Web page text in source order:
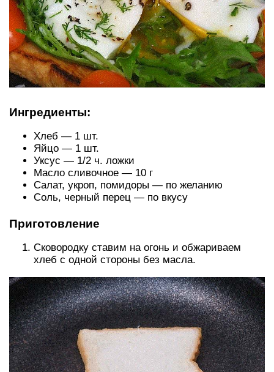
Ингредиенты:
Хлеб — 1 шт.
Яйцо — 1 шт.
Уксус — 1/2 ч. ложки
Масло сливочное — 10 г
Салат, укроп, помидоры — по желанию
Соль, черный перец — по вкусу
Приготовление
Сковородку ставим на огонь и обжариваем
хлеб с одной стороны без масла.